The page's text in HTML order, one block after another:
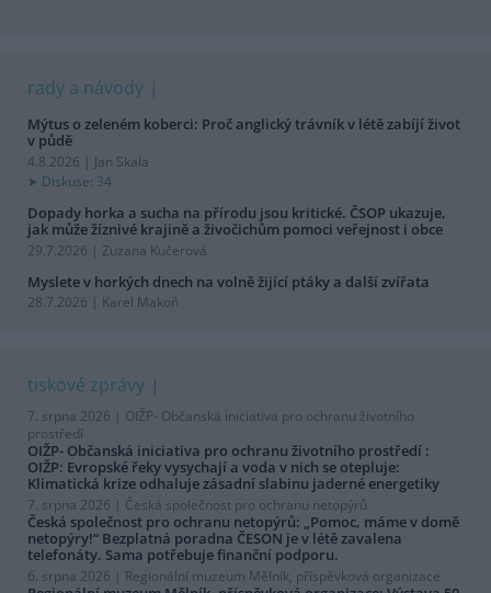
rady a návody
Mýtus o zeleném koberci: Proč anglický trávník v létě zabíjí život
v půdě
4.8.2026 | Jan Skala
Diskuse: 34
Dopady horka a sucha na přírodu jsou kritické. ČSOP ukazuje,
jak může žíznivé krajině a živočichům pomoci veřejnost i obce
29.7.2026 | Zuzana Kučerová
Myslete v horkých dnech na volně žijící ptáky a další zvířata
28.7.2026 | Karel Makoň
tiskové zprávy
7. srpna 2026 | OIŽP- Občanská iniciativa pro ochranu životního
prostředí
OIŽP- Občanská iniciativa pro ochranu životního prostředí :
OIŽP: Evropské řeky vysychají a voda v nich se otepluje:
Klimatická krize odhaluje zásadní slabinu jaderné energetiky
7. srpna 2026 | Česká společnost pro ochranu netopýrů
Česká společnost pro ochranu netopýrů: „Pomoc, máme v domě
netopýry!“ Bezplatná poradna ČESON je v létě zavalena
telefonáty. Sama potřebuje finanční podporu.
6. srpna 2026 | Regionální muzeum Mělník, příspěvková organizace